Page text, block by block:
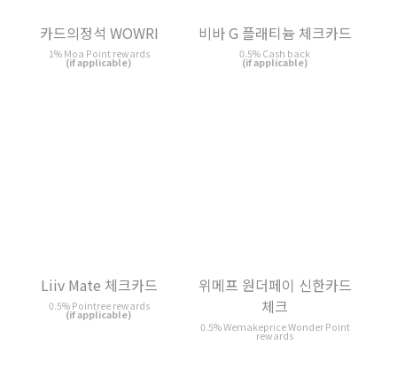
Liiv Mate 체크카드
0.5% Pointree rewards
(if applicable)
위메프 원더페이 신한카드
체크
카드의 정석 L.POINT
CHECK
신세계KB국민은행 삼성체
크
0.4% Cash back